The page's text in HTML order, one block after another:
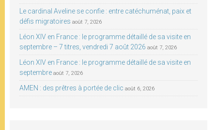
Le cardinal Aveline se confie : entre catéchuménat, paix et
défis migratoires août 7, 2026
Léon XIV en France : le programme détaillé de sa visite en
septembre – 7 titres, vendredi 7 août 2026 août 7, 2026
Léon XIV en France : le programme détaillé de sa visite en
septembre août 7, 2026
AMEN : des prêtres à portée de clic août 6, 2026